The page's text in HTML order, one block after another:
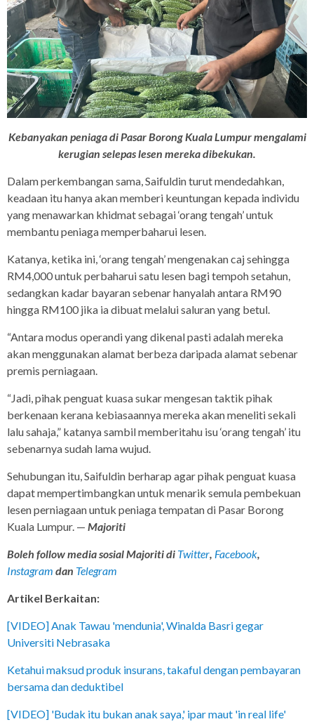
Kebanyakan peniaga di Pasar Borong Kuala Lumpur mengalami
kerugian selepas lesen mereka dibekukan.
Dalam perkembangan sama, Saifuldin turut mendedahkan,
keadaan itu hanya akan memberi keuntungan kepada individu
yang menawarkan khidmat sebagai ‘orang tengah’ untuk
membantu peniaga memperbaharui lesen.
Katanya, ketika ini, ‘orang tengah’ mengenakan caj sehingga
RM4,000 untuk perbaharui satu lesen bagi tempoh setahun,
sedangkan kadar bayaran sebenar hanyalah antara RM90
hingga RM100 jika ia dibuat melalui saluran yang betul.
“Antara modus operandi yang dikenal pasti adalah mereka
akan menggunakan alamat berbeza daripada alamat sebenar
premis perniagaan.
“Jadi, pihak penguat kuasa sukar mengesan taktik pihak
berkenaan kerana kebiasaannya mereka akan meneliti sekali
lalu sahaja,” katanya sambil memberitahu isu ‘orang tengah’ itu
sebenarnya sudah lama wujud.
Sehubungan itu, Saifuldin berharap agar pihak penguat kuasa
dapat mempertimbangkan untuk menarik semula pembekuan
lesen perniagaan untuk peniaga tempatan di Pasar Borong
Kuala Lumpur. — Majoriti
Boleh follow media sosial Majoriti di Twitter, Facebook,
Instagram dan Telegram
Artikel Berkaitan:
[VIDEO] Anak Tawau 'mendunia', Winalda Basri gegar
Universiti Nebrasaka
Ketahui maksud produk insurans, takaful dengan pembayaran
bersama dan deduktibel
[VIDEO] 'Budak itu bukan anak saya,' ipar maut 'in real life'